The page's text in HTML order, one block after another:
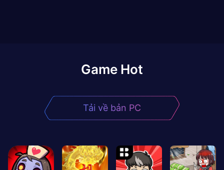
Game Hot
Tải về bản PC